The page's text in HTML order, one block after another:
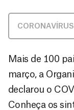
CORONAVÍRUS
Mais de 100
março, a
declarou o
Conheça os